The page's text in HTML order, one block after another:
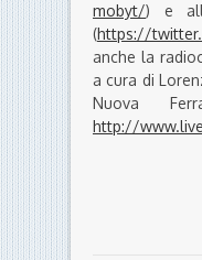
mobyt/) e
(https://
anche la
a cura di
Nuova
http://